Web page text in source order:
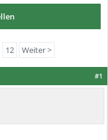
12 Weiter >
#1